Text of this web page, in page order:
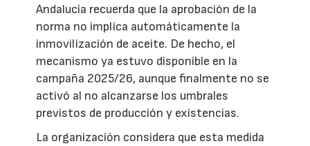
Andalucía recuerda que la aprobación de la
norma no implica automáticamente la
inmovilización de aceite. De hecho, el
mecanismo ya estuvo disponible en la
campaña 2025/26, aunque finalmente no se
activó al no alcanzarse los umbrales
previstos de producción y existencias.
La organización considera que esta medida